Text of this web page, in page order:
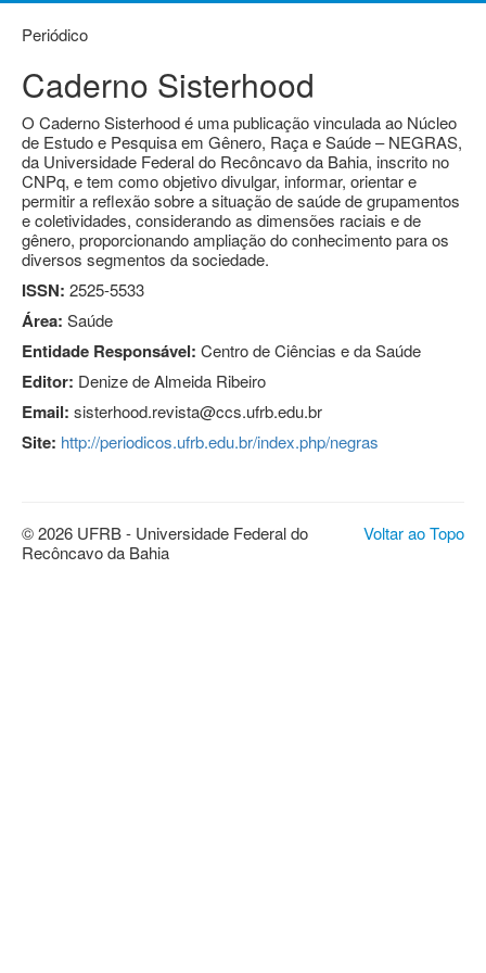
Periódico
Caderno Sisterhood
O Caderno Sisterhood é uma publicação vinculada ao Núcleo
de Estudo e Pesquisa em Gênero, Raça e Saúde – NEGRAS,
da Universidade Federal do Recôncavo da Bahia, inscrito no
CNPq, e tem como objetivo divulgar, informar, orientar e
permitir a reflexão sobre a situação de saúde de grupamentos
e coletividades, considerando as dimensões raciais e de
gênero, proporcionando ampliação do conhecimento para os
diversos segmentos da sociedade.
ISSN: 2525-5533
Área: Saúde
Entidade Responsável: Centro de Ciências e da Saúde
Editor: Denize de Almeida Ribeiro
Email: sisterhood.revista@ccs.ufrb.edu.br
Site: http://periodicos.ufrb.edu.br/index.php/negras
Voltar ao Topo
© 2026 UFRB - Universidade Federal do
Recôncavo da Bahia